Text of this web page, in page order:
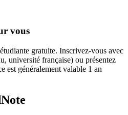
vous
gratuite. Inscrivez-vous avec
université française) ou présentez
est généralement valable 1 an